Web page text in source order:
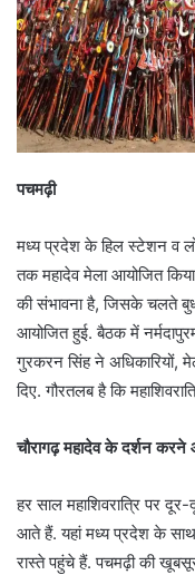
पचमढ़ी
मध्य प्रदेश के हिल स्टेशन व
तक महादेव मेला आयोजित
की संभावना है, जिसके चलते
आयोजित हुई. बैठक में
गुरकरन सिंह ने अधिकारियों,
दिए. गौरतलब है कि
चौरागढ़ महादेव के दर्शन
हर साल महाशिवरात्रि पर
आते हैं. यहां मध्य प्रदेश के साथ
रास्ते पहुंचे हैं. पचमढ़ी की